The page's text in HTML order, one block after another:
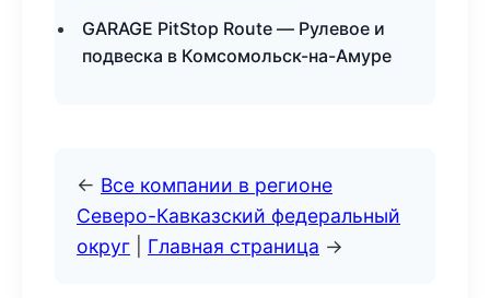
GARAGE PitStop Route — Рулевое и
подвеска в Комсомольск-на-Амуре
← Все компании в регионе
Северо-Кавказский федеральный
округ
Главная страница →